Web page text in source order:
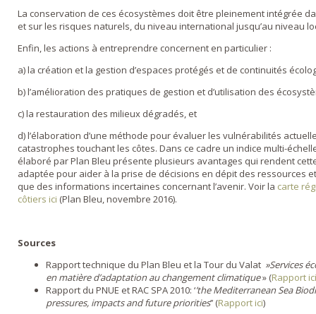
La conservation de ces écosystèmes doit être pleinement intégrée
et sur les risques naturels, du niveau international jusqu’au niveau
Enfin, les actions à entreprendre concernent en particulier :
a) la création et la gestion d’espaces protégés et de continuités
b) l’amélioration des pratiques de gestion et d’utilisation des
c) la restauration des milieux dégradés, et
d) l’élaboration d’une méthode pour évaluer les vulnérabilités
catastrophes touchant les côtes. Dans ce cadre un indice multi-
élaboré par Plan Bleu présente plusieurs avantages qui rendent
adaptée pour aider à la prise de décisions en dépit des ressources
que des informations incertaines concernant l’avenir. Voir la carte
côtiers ici (Plan Bleu, novembre 2016).
Sources
Rapport technique du Plan Bleu et la Tour du Valat »Services
en matière d’adaptation au changement climatique» (Rapport ici
Rapport du PNUE et RAC SPA 2010: ‘’the Mediterranean Sea
pressures, impacts and future priorities’’ (Rapport ici)